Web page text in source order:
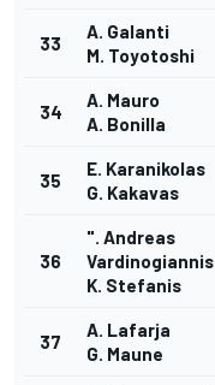
33
A. Galanti
M. Toyotoshi
34
A. Mauro
A. Bonilla
35
E. Karanikolas
G. Kakavas
36
". Andreas
Vardinogiannis
K. Stefanis
37
A. Lafarja
G. Maune